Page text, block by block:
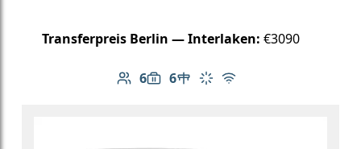
Transferpreis Berlin — Interlaken: €3090
6
Anzahl der Passagiere: 6
6
Gepäckkapazität: 6
Tisch im Fahrzeug
Klimaanlage
Kostenloses WLAN